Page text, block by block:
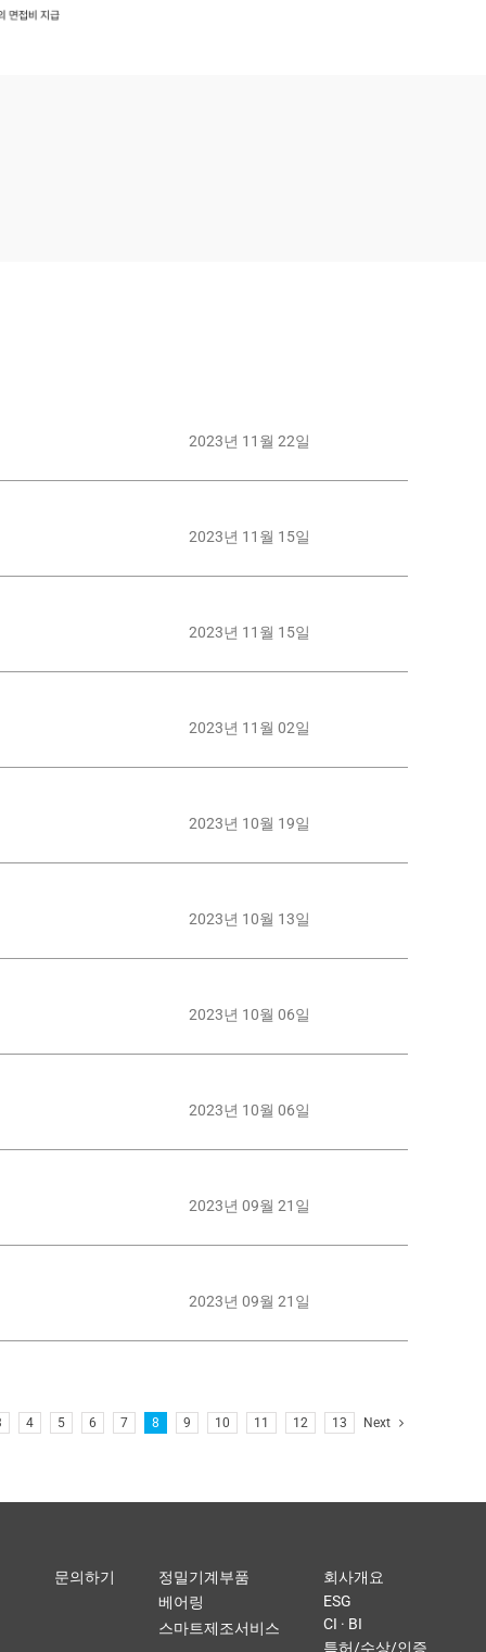
2023년 11월 22일
2023년 11월 15일
2023년 11월 15일
2023년 11월 02일
2023년 10월 19일
2023년 10월 13일
2023년 10월 06일
2023년 10월 06일
2023년 09월 21일
2023년 09월 21일
4 5 6 7 8 9 10 11 12 13 Next
문의하기
정밀기계부품
베어링
스마트제조서비스
회사개요
ESG
CI · BI
특허/수상/인증